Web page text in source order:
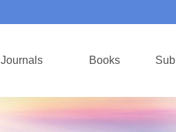
Journals Books